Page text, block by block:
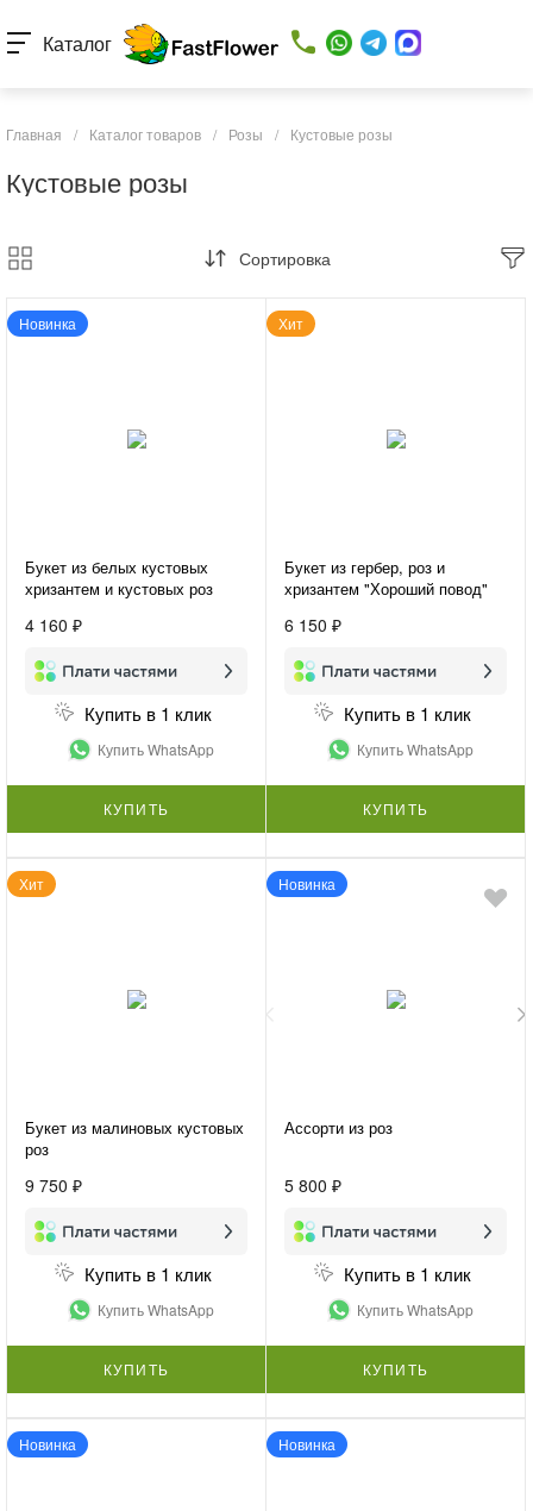
Каталог
Главная / Каталог товаров / Розы / Кустовые розы
Кустовые розы
Сортировка
Новинка
Букет из белых кустовых
хризантем и кустовых роз
4 160 ₽
Купить в 1 клик
Купить WhatsApp
КУПИТЬ
Хит
Букет из гербер, роз и
хризантем "Хороший повод"
6 150 ₽
Купить в 1 клик
Купить WhatsApp
КУПИТЬ
Хит
Букет из малиновых кустовых
роз
9 750 ₽
Купить в 1 клик
Купить WhatsApp
КУПИТЬ
Новинка
Ассорти из роз
5 800 ₽
Купить в 1 клик
Купить WhatsApp
КУПИТЬ
Новинка Новинка